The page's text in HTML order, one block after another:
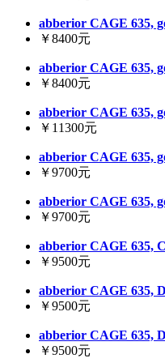
abberior CAGE 635,
￥8400元
abberior CAGE 635,
￥8400元
abberior CAGE 635,
￥11300元
abberior CAGE 635,
￥9700元
abberior CAGE 635,
￥9700元
abberior CAGE 635,
￥9500元
abberior CAGE 635,
￥9500元
abberior CAGE 635,
￥9500元